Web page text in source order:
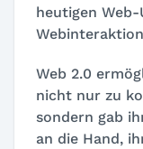
heutigen
Web 2.0
nicht nur zu
sondern gab
an die Hand,